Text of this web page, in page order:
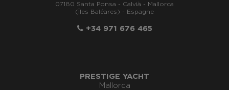
07180 Santa Ponsa - Calvià - Mallorca
(Îles Baléares) - Espagne
+34 971 676 465
PRESTIGE YACHT
Mallorca